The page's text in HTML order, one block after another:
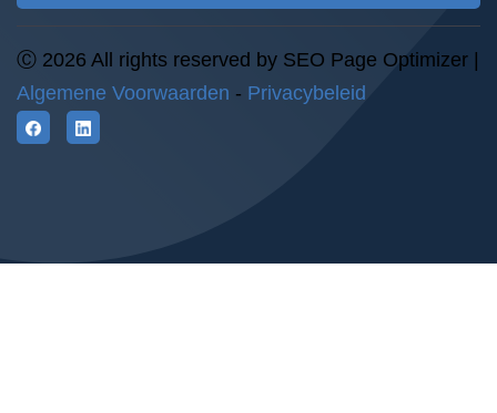
Ⓒ 2026 All rights reserved by SEO Page Optimizer |
Algemene Voorwaarden - Privacybeleid